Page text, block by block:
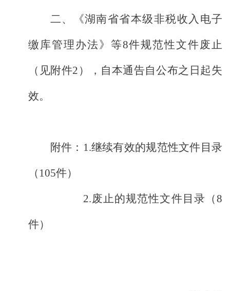
二、《湖南省省本级非税收入电子
缴库管理办法》等8件规范性文件废止
（见附件2 ），自本通告自公布之日起失
效。
附件： 1.继续有效的规范性文件目录
（ 105件）
2.废止的规范性文件目录（8
件）